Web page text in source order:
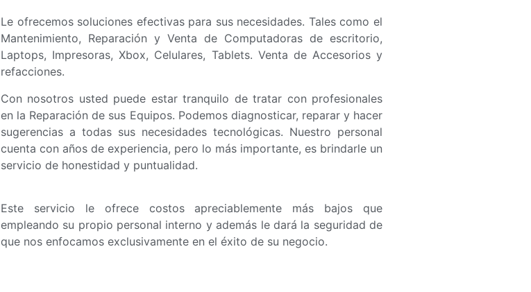
Le ofrecemos soluciones efectivas para sus necesidades. Tales como el
Mantenimiento, Reparación y Venta de Computadoras de escritorio,
Laptops, Impresoras, Xbox, Celulares, Tablets. Venta de Accesorios y
refacciones.
Con nosotros usted puede estar tranquilo de tratar con profesionales
en la Reparación de sus Equipos. Podemos diagnosticar, reparar y hacer
sugerencias a todas sus necesidades tecnológicas. Nuestro personal
cuenta con años de experiencia, pero lo más importante, es brindarle un
servicio de honestidad y puntualidad.
Este servicio le ofrece costos apreciablemente más bajos que
empleando su propio personal interno y además le dará la seguridad de
que nos enfocamos exclusivamente en el éxito de su negocio.